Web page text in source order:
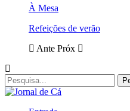
À Mesa
Refeições de verão
Ante Próx